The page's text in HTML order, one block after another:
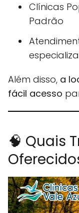
Clínicas
Padrão
Além disso, a
fácil acesso
🧠 Quais